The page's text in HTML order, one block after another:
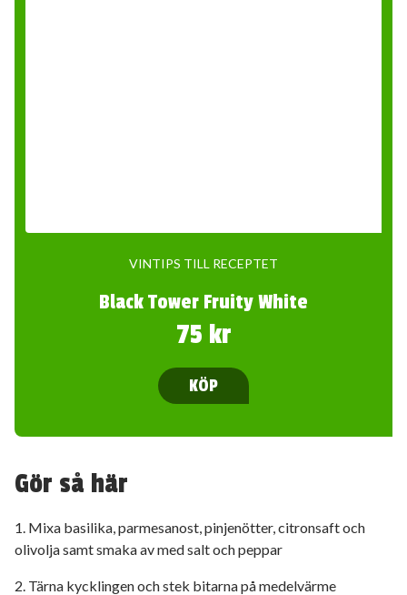
VINTIPS TILL RECEPTET
Black Tower Fruity White
75 kr
KÖP
Gör så här
1. Mixa basilika, parmesanost, pinjenötter, citronsaft och
olivolja samt smaka av med salt och peppar
2. Tärna kycklingen och stek bitarna på medelvärme